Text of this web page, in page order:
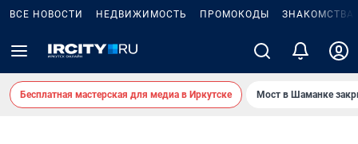
ВСЕ НОВОСТИ НЕДВИЖИМОСТЬ ПРОМОКОДЫ ЗНАКОМСТВА
Бесплатная мастерская для медиа в Иркутске Мост в Шаманке